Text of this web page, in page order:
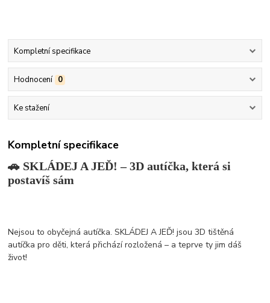
Kompletní specifikace
Hodnocení 0
Ke stažení
Kompletní specifikace
🚗 SKLÁDEJ A JEĎ! – 3D autíčka, která si
postavíš sám
Nejsou to obyčejná autíčka. SKLÁDEJ A JEĎ! jsou 3D tištěná
autíčka pro děti, která přichází rozložená – a teprve ty jim dáš
život!